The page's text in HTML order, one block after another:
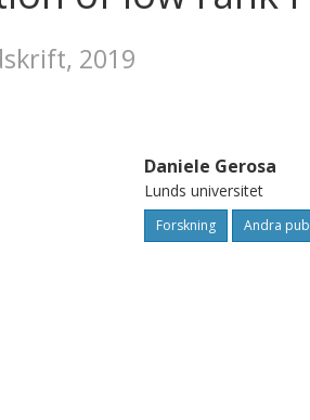
2019
Daniele Gerosa
Lunds universitet
Forskning Andra